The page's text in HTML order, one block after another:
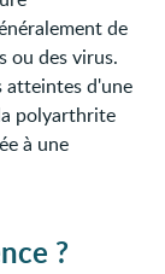
de
ou des virus.
atteintes d'une
polyarthrite
à une
?